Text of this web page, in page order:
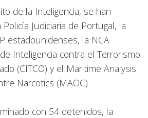
de la Inteligencia, se han
Judiciaria de Portugal, la
estadounidenses, la NCA
Inteligencia contra el Terrorismo
(CITCO) y el Maritime Analysis
Narcotics (MAOC)
con 54 detenidos, la